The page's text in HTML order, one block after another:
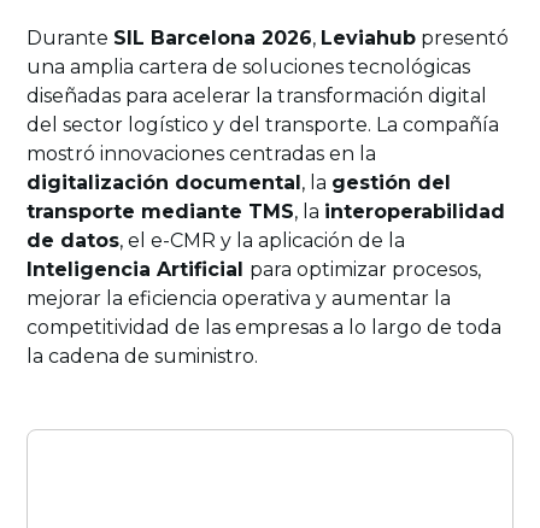
Durante SIL Barcelona 2026, Leviahub presentó
una amplia cartera de soluciones tecnológicas
diseñadas para acelerar la transformación digital
del sector logístico y del transporte. La compañía
mostró innovaciones centradas en la
digitalización documental, la gestión del
transporte mediante TMS, la interoperabilidad
de datos, el e-CMR y la aplicación de la
Inteligencia Artificial para optimizar procesos,
mejorar la eficiencia operativa y aumentar la
competitividad de las empresas a lo largo de toda
la cadena de suministro.